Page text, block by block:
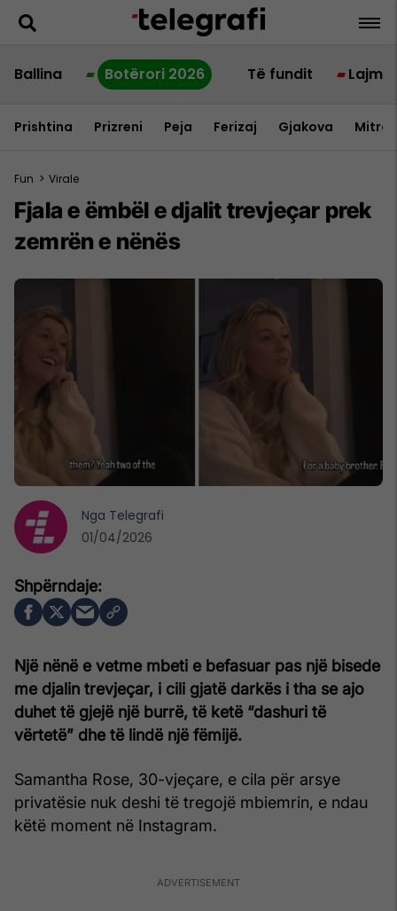
Ballina Botërori 2026 Të fundit Lajme
Prishtina Prizreni Peja Ferizaj Gjakova
Fun > Virale
Fjala e ëmbël e djalit trevjeçar prek
zemrën e nënës
Një nënë e vetme mbeti e befasuar pas një bisede
me djalin trevjeçar, i cili gjatë darkës i tha se ajo
duhet të gjejë një burrë, të ketë “dashuri të
vërtetë” dhe të lindë një fëmijë.
Samantha Rose, 30-vjeçare, e cila për arsye
privatësie nuk deshi të tregojë mbiemrin, e ndau
këtë moment në Instagram.
Nga Telegrafi
01/04/2026